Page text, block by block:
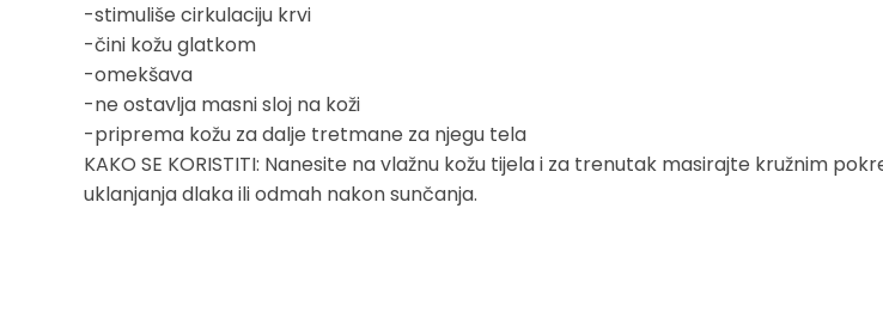
-stimuliše cirkulaciju krvi
-čini kožu glatkom
-omekšava
-ne ostavlja masni sloj na koži
-priprema kožu za dalje tretmane za njegu tela
KAKO SE KORISTITI: Nanesite na vlažnu kožu tijela i za trenutak masirajte kružnim
uklanjanja dlaka ili odmah nakon sunčanja.